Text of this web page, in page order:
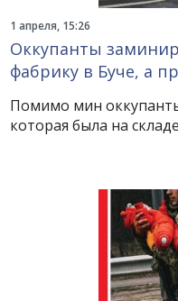
1 апреля, 15:26
Оккупанты
фабрику в Буче, а
Помимо мин
которая была на